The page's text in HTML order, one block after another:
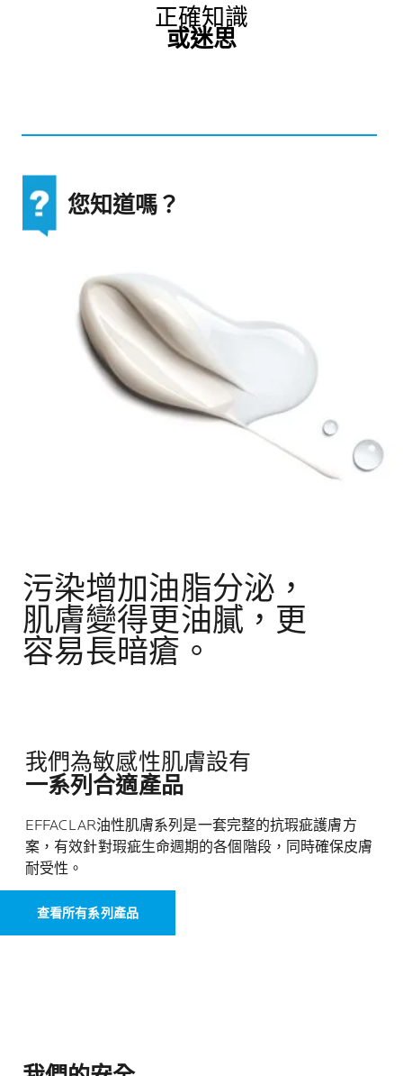
正確知識
或迷思
您知道嗎？
污染增加油脂分泌，
肌膚變得更油膩，更
容易長暗瘡。
我們為敏感性肌膚設有
一系列合適產品
EFFACLAR油性肌膚系列是一套完整的抗瑕疵護膚方
案，有效針對瑕疵生命週期的各個階段，同時確保皮膚
耐受性。
查看所有系列產品